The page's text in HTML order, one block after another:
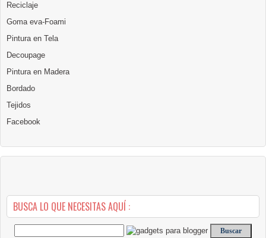
Reciclaje
Goma eva-Foami
Pintura en Tela
Decoupage
Pintura en Madera
Bordado
Tejidos
Facebook
BUSCA LO QUE NECESITAS AQUÍ :